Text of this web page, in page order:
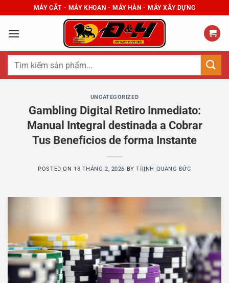
to
content
MÁY CẮT - MÁY KHOAN - MÁY HÀN - MÁY XÂY DỰNG
Tìm
UNCATEGORIZED
Gambling Digital Retiro Inmediato:
Manual Integral destinada a Cobrar
Tus Beneficios de forma Instante
POSTED ON 18 THÁNG 2, 2026 BYTRỊNH QUANG ĐỨC